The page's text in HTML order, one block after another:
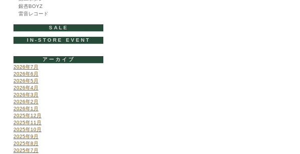
銀杏BOYZ
雷音レコード
SALE
IN-STORE EVENT
アーカイブ
2026年7月
2026年6月
2026年5月
2026年4月
2026年3月
2026年2月
2026年1月
2025年12月
2025年11月
2025年10月
2025年9月
2025年8月
2025年7月